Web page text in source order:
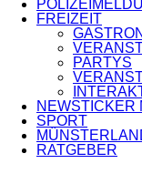
FREIZEIT
PARTYS
NEWSTICKER
SPORT
RATGEBER
ANZEIGE